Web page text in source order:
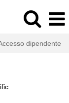
dipendente
(pagina